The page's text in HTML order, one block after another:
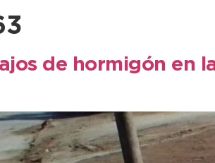
de hormigón en